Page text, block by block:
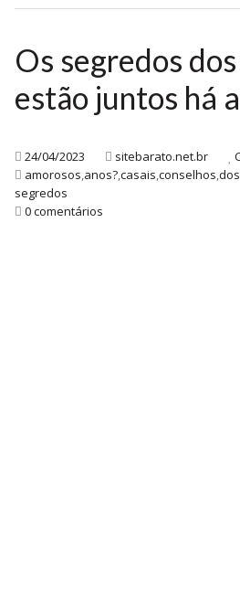
Os segredos
estão juntos há
24/04/2023 sitebarato.net.br
amorosos,anos?,casais,conselhos,dos
segredos
0 comentários